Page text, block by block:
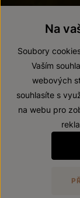
Zákaz
Na
Soubory
Vaším
webových
souhlasíte s
na webu pro